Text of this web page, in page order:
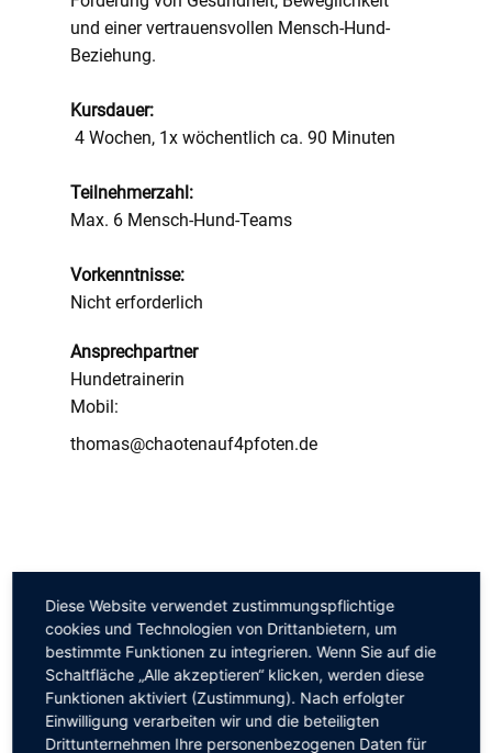
und einer vertrauensvollen Mensch-Hund-
Beziehung.
Kursdauer:
4 Wochen, 1x wöchentlich ca. 90 Minuten
Teilnehmerzahl:
Max. 6 Mensch-Hund-Teams
Vorkenntnisse:
Nicht erforderlich
A​nsprechpartner
Hundetrainerin
Mobil:
thomas@chaotenauf4pfoten.de
Diese Website verwendet zustimmungspflichtige
cookies und Technologien von Drittanbietern, um
bestimmte Funktionen zu integrieren. Wenn Sie auf die
Schaltfläche „Alle akzeptieren“ klicken, werden diese
Funktionen aktiviert (Zustimmung). Nach erfolgter
Einwilligung verarbeiten wir und die beteiligten
Drittunternehmen Ihre personenbezogenen Daten für